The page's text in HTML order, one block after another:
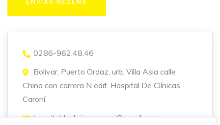
0286-962.48.46
Bolivar, Puerto Ordaz, urb. Villa Asia calle
China con carrera N edif. Hospital De Clínicas
Caroní.
hospitaldeclinicascaroni@gmail.com